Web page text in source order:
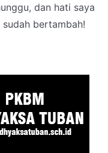
dan hati saya
bertambah!